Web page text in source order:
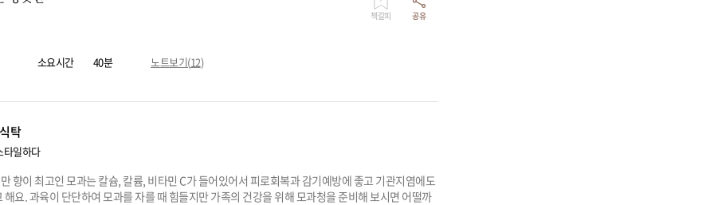
책갈피 공유
소요시간 40분 노트보기(12)
탁
타일하다
향이 최고인 모과는 칼슘, 칼륨, 비타민 C가 들어있어서 피로회복과 감기예방에 좋고 기관지염에도
해요. 과육이 단단하여 모과를 자를 때 힘들지만 가족의 건강을 위해 모과청을 준비해 보시면 어떨까